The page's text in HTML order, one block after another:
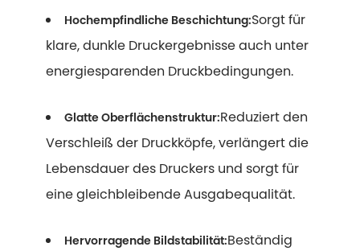
Hochempfindliche Beschichtung:Sorgt für
klare, dunkle Druckergebnisse auch unter
energiesparenden Druckbedingungen.
Glatte Oberflächenstruktur:Reduziert den
Verschleiß der Druckköpfe, verlängert die
Lebensdauer des Druckers und sorgt für
eine gleichbleibende Ausgabequalität.
Hervorragende Bildstabilität:Beständig